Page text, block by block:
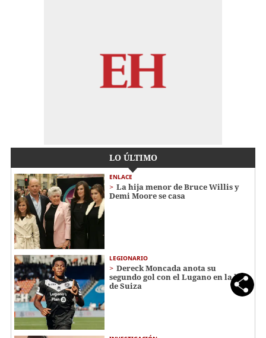
LO ÚLTIMO
ENLACE
La hija menor de Bruce Willis y
Demi Moore se casa
LEGIONARIO
Dereck Moncada anota su
segundo gol con el Lugano en la liga
de Suiza